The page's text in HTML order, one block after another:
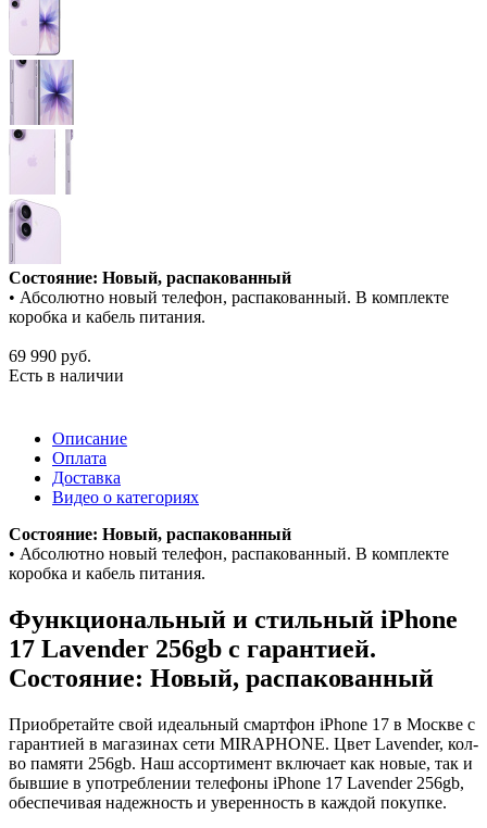
Состояние: Новый, распакованный
• Абсолютно новый телефон, распакованный. В комплекте
коробка и кабель питания.
69 990 руб.
Есть в наличии
Описание
Оплата
Доставка
Видео о категориях
Состояние: Новый, распакованный
• Абсолютно новый телефон, распакованный. В комплекте
коробка и кабель питания.
Функциональный и стильный iPhone
17 Lavender 256gb с гарантией.
Состояние: Новый, распакованный
Приобретайте свой идеальный смартфон iPhone 17 в Москве с
гарантией в магазинах сети MIRAPHONE. Цвет Lavender, кол-
во памяти 256gb. Наш ассортимент включает как новые, так и
бывшие в употреблении телефоны iPhone 17 Lavender 256gb,
обеспечивая надежность и уверенность в каждой покупке.